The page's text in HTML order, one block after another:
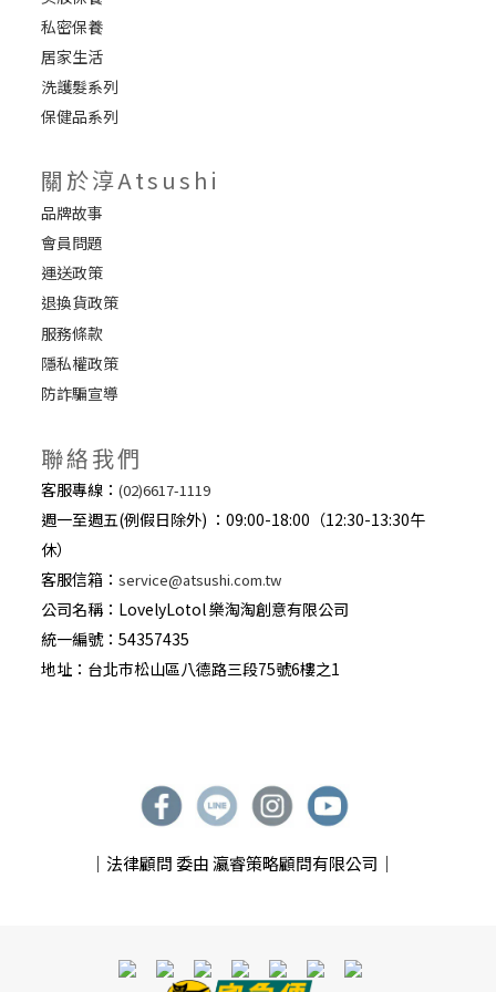
私密保養
居家生活
洗護髮系列
保健品系列
關於淳Atsushi
品牌故事
會員問題
運送政策
退換貨政策
服務條款
隱私權政策
防詐騙宣導
聯絡我們
客服專線： (02)6617-1119
週一至週五(例假日除外) ：09:00-18:00（12:30-13:30午
休）
客服信箱： service@atsushi.com.tw
公司名稱：LovelyLotol 樂淘淘創意有限公司
統一編號：54357435
地址：台北巿松山區八德路三段75號6樓之1
｜法律顧問 委由 瀛睿策略顧問有限公司｜